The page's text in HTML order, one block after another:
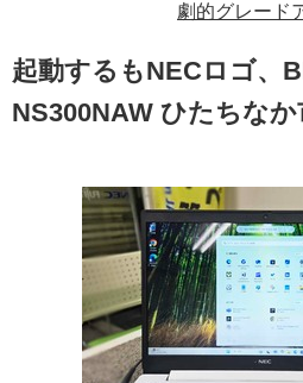
劇的グレード
起動するもNECロゴ、
NS300NAW ひたちなか